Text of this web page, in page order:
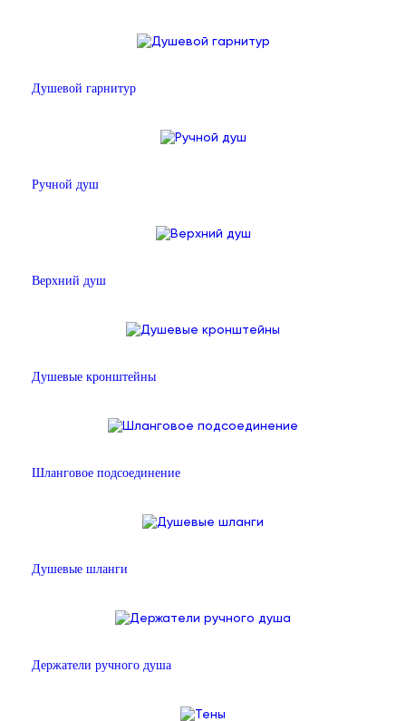
Душевой гарнитур
Ручной душ
Верхний душ
Душевые кронштейны
Шланговое подсоединение
Душевые шланги
Держатели ручного душа